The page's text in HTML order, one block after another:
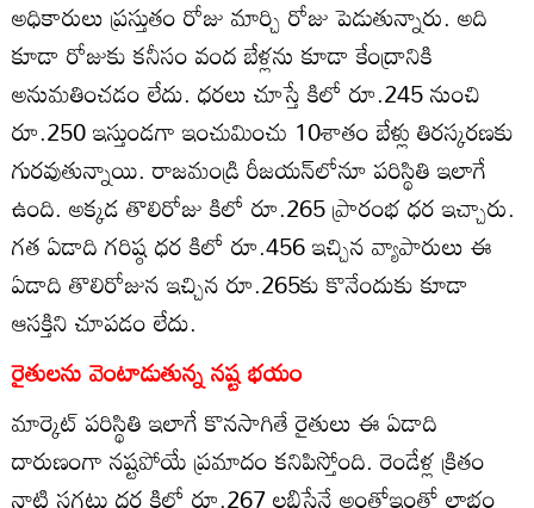
అధికారులు ప్రస్తుతం రోజు మార్చి రోజు పెడుతున్నారు. అది
కూడా రోజుకు కనీసం వంద బేళ్లను కూడా కేంద్రానికి
అనుమతించడం లేదు. ధరలు చూస్తే కిలో రూ.245 నుంచి
రూ.250 ఇస్తుండగా ఇంచుమించు 10శాతం బేళ్లు తిరస్కరణకు
గురవుతున్నాయి. రాజమండ్రి రీజయన్‌లోనూ పరిస్థితి ఇలాగే
ఉంది. అక్కడ తొలిరోజు కిలో రూ.265 ప్రారంభ ధర ఇచ్చారు.
గత ఏడాది గరిష్ఠ ధర కిలో రూ.456 ఇచ్చిన వ్యాపారులు ఈ
ఏడాది తొలిరోజున ఇచ్చిన రూ.265కు కొనేందుకు కూడా
ఆసక్తిని చూపడం లేదు.
రైతులను వెంటాడుతున్న నష్ట భయం
మార్కెట్‌ పరిస్థితి ఇలాగే కొనసాగితే రైతులు ఈ ఏడాది
దారుణంగా నష్టపోయే ప్రమాదం కనిపిస్తోంది. రెండేళ్ల క్రితం